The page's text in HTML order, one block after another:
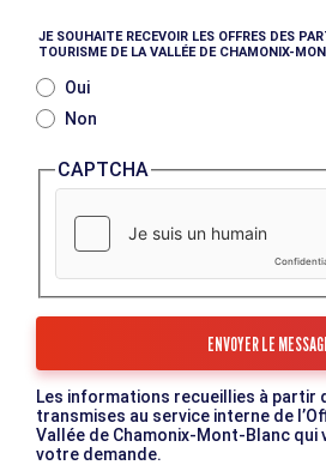
JE SOUHAITE RECEVOIR LES OFFRES DES
TOURISME DE LA VALLÉE DE CHAMONIX-
Oui
Non
CAPTCHA
Les informations recueillies à partir
transmises au service interne de
Vallée de Chamonix-Mont-Blanc qui
votre demande.